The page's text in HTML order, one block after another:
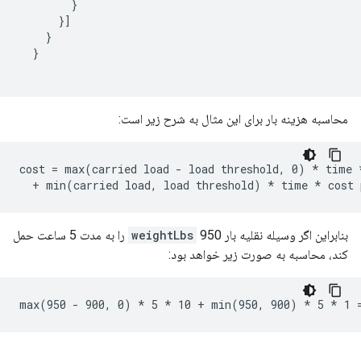
}
}]
}
}
محاسبه هزینه بار برای این مثال به شرح زیر است:
cost = max(carried load - load threshold, 0) * time
بنابراین اگر وسیله نقلیه بار weightLbs
950 را به مدت 5 ساعت حمل
کند، محاسبه به صورت زیر خواهد بود: